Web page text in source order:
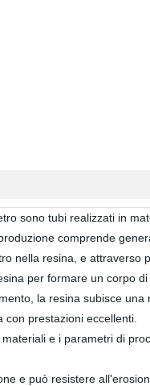
sono tubi realizzati in
comprende
nella resina, e
per formare un corpo
la resina subisce
prestazioni eccellenti.
e i parametri di
e può resistere